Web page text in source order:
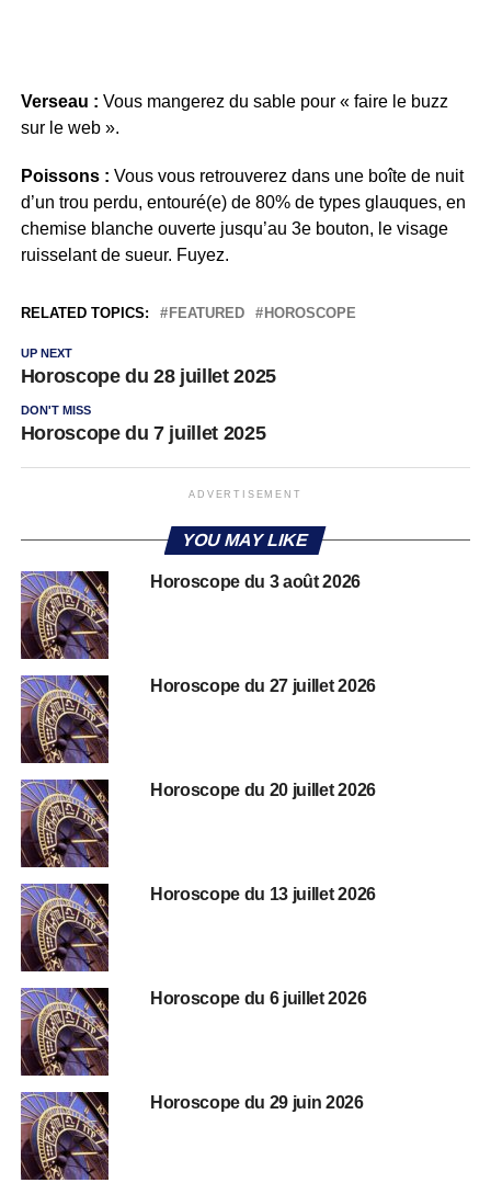
Verseau : Vous mangerez du sable pour « faire le buzz
sur le web ».
Poissons : Vous vous retrouverez dans une boîte de nuit
d’un trou perdu, entouré(e) de 80% de types glauques, en
chemise blanche ouverte jusqu’au 3e bouton, le visage
ruisselant de sueur. Fuyez.
RELATED TOPICS: FEATURED HOROSCOPE
UP NEXT
Horoscope du 28 juillet 2025
DON'T MISS
Horoscope du 7 juillet 2025
ADVERTISEMENT
YOU MAY LIKE
Horoscope du 3 août 2026
Horoscope du 27 juillet 2026
Horoscope du 20 juillet 2026
Horoscope du 13 juillet 2026
Horoscope du 6 juillet 2026
Horoscope du 29 juin 2026